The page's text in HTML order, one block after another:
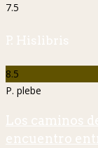
7.5
P. Hislibris
8.5
P. plebe
Los caminos
encuentro